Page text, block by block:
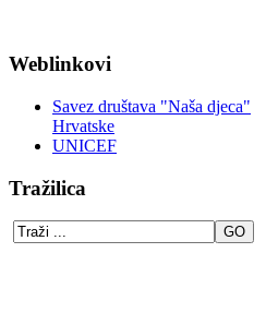
Weblinkovi
Savez društava "Naša djeca"
Hrvatske
UNICEF
Tražilica